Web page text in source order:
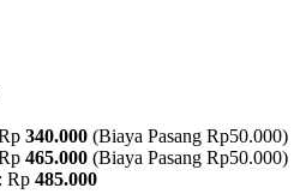
340.000 (Biaya Pasang Rp50.000)
465.000 (Biaya Pasang Rp50.000)
Rp 485.000